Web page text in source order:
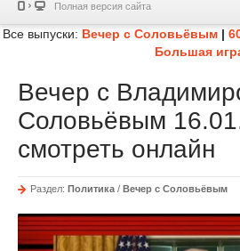
Полная версия сайта
Все выпуски: Вечер с Соловьёвым |
Большая
Вечер с
Соловьёвым
смотреть онлайн
Раздел: Политика / Вечер с Соловьёвым